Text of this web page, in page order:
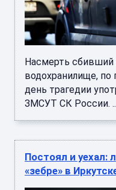
Насмерть
водохранилище, по
день трагедии
ЗМСУТ СК России.
Постоял и уехал:
«зебре» в